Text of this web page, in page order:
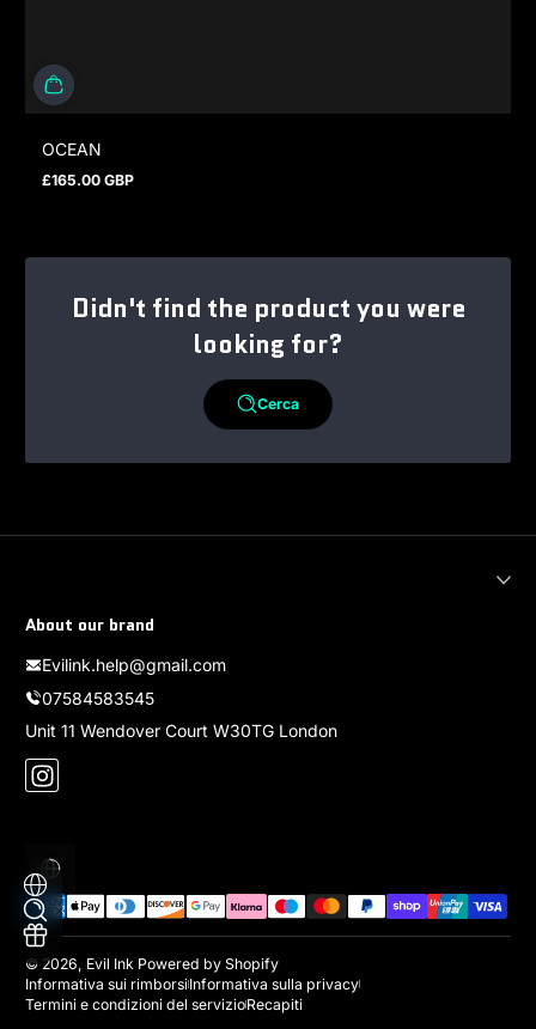
OCEAN
Prezzo normale
£165.00 GBP
Didn't find the product you were
looking for?
Cerca
About our brand
Evilink.help@gmail.com
07584583545
Unit 11 Wendover Court W30TG London
Instagram
Localizzazione
Metodi di pagamento
© 2026, Evil Ink Powered by Shopify
Informativa sui rimborsiInformativa sulla privacy
Termini e condizioni del servizioRecapiti